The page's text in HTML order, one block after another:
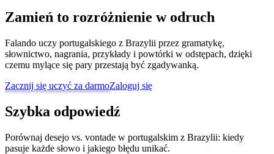
Zamień to rozróżnienie w odruch
Falando uczy portugalskiego z Brazylii przez gramatykę,
słownictwo, nagrania, przykłady i powtórki w odstępach, dzięki
czemu mylące się pary przestają być zgadywanką.
Zacznij się uczyć za darmoZaloguj się
Szybka odpowiedź
Porównaj desejo vs. vontade w portugalskim z Brazylii: kiedy
pasuje każde słowo i jakiego błędu unikać.